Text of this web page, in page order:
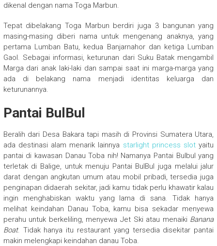
dikenal dengan nama Toga Marbun.
Tepat dibelakang Toga Marbun berdiri juga 3 bangunan yang
masing-masing diberi nama untuk mengenang anaknya, yang
pertama Lumban Batu, kedua Banjarnahor dan ketiga Lumban
Gaol. Sebagai informasi, keturunan dari Suku Batak mengambil
Marga dari anak laki-laki dan sampai saat ini marga-marga yang
ada di belakang nama menjadi identitas keluarga dan
keturunannya.
Pantai BulBul
Beralih dari Desa Bakara tapi masih di Provinsi Sumatera Utara,
ada destinasi alam menarik lainnya starlight princess slot yaitu
pantai di kawasan Danau Toba nih! Namanya Pantai Bulbul yang
terletak di Balige, untuk menuju Pantai BulBul juga melalui jalur
darat dengan angkutan umum atau mobil pribadi, tersedia juga
penginapan didaerah sekitar, jadi kamu tidak perlu khawatir kalau
ingin menghabiskan waktu yang lama di sana. Tidak hanya
melihat keindahan Danau Toba, kamu bisa sekadar menyewa
perahu untuk berkeliling, menyewa Jet Ski atau menaiki Banana
Boat. Tidak hanya itu restaurant yang tersedia disekitar pantai
makin melengkapi keindahan danau Toba.